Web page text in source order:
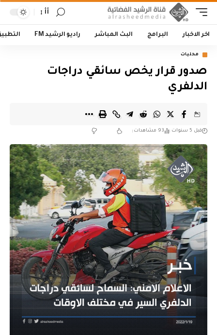
أأ
اخر الاخبار البرامج البث المباشر راديو الرشيد FM
محليات
صدور قرار يخص سائقي دراجات
الدلفري
قبل 5 سنوات 93 مشاهدات